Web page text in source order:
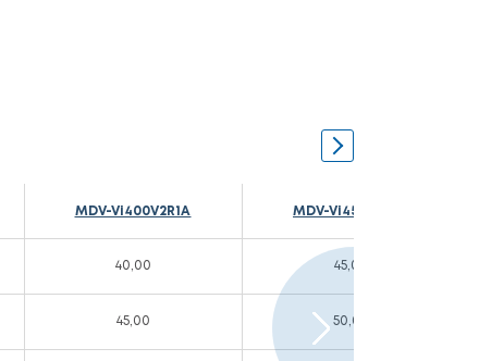
MDV-Vi400V2R1A
40,00
45,00
MDV-Vi450V2R1A
45,00
50,00